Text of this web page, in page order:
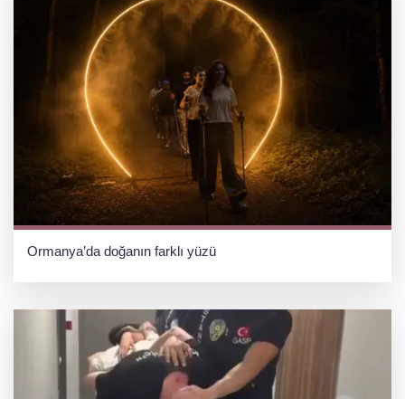
Ormanya’da doğanın farklı yüzü